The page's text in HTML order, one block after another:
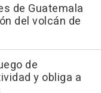
de Guatemala
del volcán de
de
y obliga a